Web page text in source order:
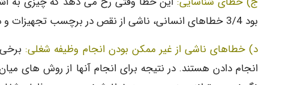
بود 3/4 خطاهای انسانی، ناشی از نقص در برچسب تجهیزات و در نتیجه خطا در شناسایی تجهیزات گزارش شده است.
د) خطاهای ناشی از غیر ممکن بودن انجام وظیفه شغلی:
انجام دادن هستند. در نتیجه برای انجام آنها از روش های